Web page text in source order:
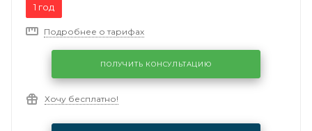
1 год
Подробнее о тарифах
ПОЛУЧИТЬ КОНСУЛЬТАЦИЮ
Хочу бесплатно!